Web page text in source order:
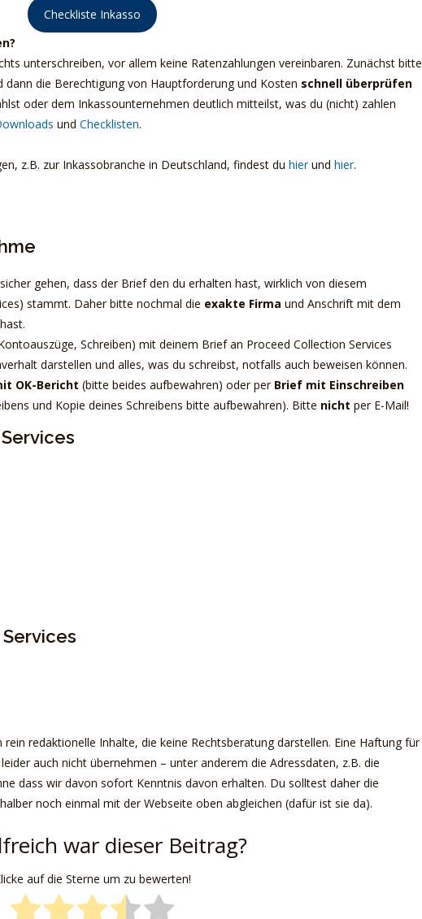
Checkliste Inkasso
unterschreiben, vor allem keine Ratenzahlungen vereinbaren. Zunächst bitte
dann die Berechtigung von Hauptforderung und Kosten schnell überprüfen
oder dem Inkassounternehmen deutlich mitteilst, was du (nicht) zahlen
und Checklisten.
z.B. zur Inkassobranche in Deutschland, findest du hierund hier.
gehen, dass der Brief den du erhalten hast, wirklich von diesem
stammt. Daher bitte nochmal die exakte Firma und Anschrift mit dem
Schreiben) mit deinem Brief an Proceed Collection Services
darstellen und alles, was du schreibst, notfalls auch beweisen können.
OK-Bericht (bitte beides aufbewahren) oder per Brief mit Einschreiben
und Kopie deines Schreibens bitte aufbewahren). Bitte nicht per E-Mail!
redaktionelle Inhalte, die keine Rechtsberatung darstellen. Eine Haftung für
auch nicht übernehmen – unter anderem die Adressdaten, z.B. die
dass wir davon sofort Kenntnis davon erhalten. Du solltest daher die
noch einmal mit der Webseite oben abgleichen (dafür ist sie da).
war dieser Beitrag?
auf die Sterne um zu bewerten!